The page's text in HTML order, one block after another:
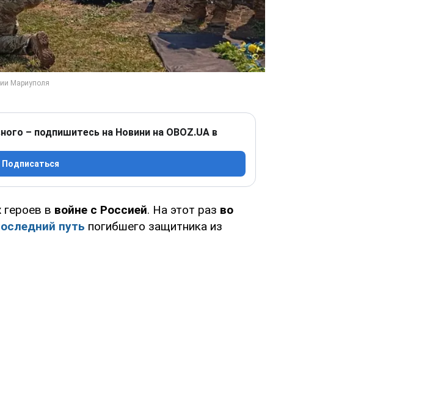
– подпишитесь на Новини на OBOZ.UA в
Подписаться
героев в войне с Россией. На этот раз во
путь погибшего защитника из